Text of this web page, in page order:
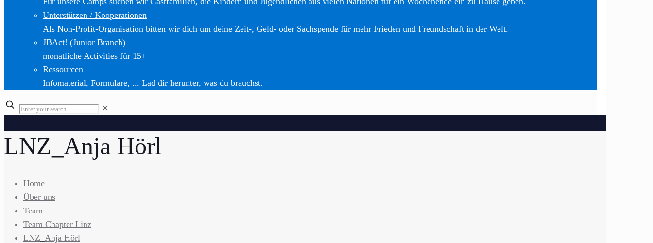
Unterstützen / Kooperationen
Als Non-Profit-Organisation bitten wir dich um deine Zeit-, Geld- oder Sachspende für mehr Frieden und Freundschaft in der Welt.
JBAct! (Junior Branch)
monatliche Activities für 15+
Ressourcen
Infomaterial, Formulare, ... Lad dir herunter, was du brauchst.
✕
LNZ_Anja Hörl
Home
Über uns
Team
Team Chapter Linz
LNZ_Anja Hörl